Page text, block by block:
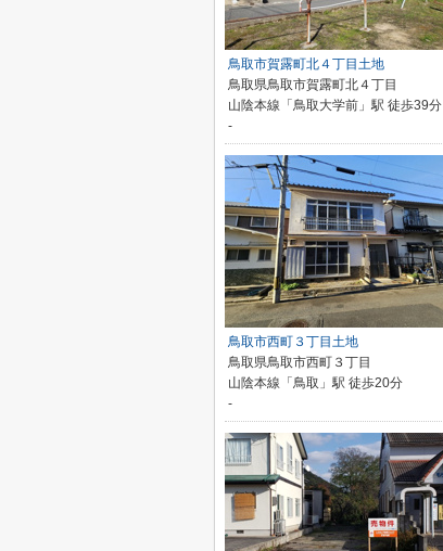
鳥取市賀露町北４丁目土地
鳥取県鳥取市賀露町北４丁目
山陰本線「鳥取大学前」駅 徒歩39分
-
鳥取市西町３丁目土地
鳥取県鳥取市西町３丁目
山陰本線「鳥取」駅 徒歩20分
-